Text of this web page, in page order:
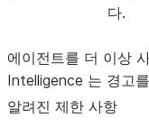
다.
에이전트를 더 이상
Intelligence 는 경고
알려진 제한 사항